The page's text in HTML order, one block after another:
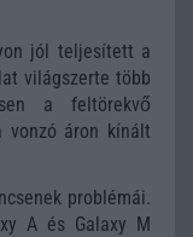
jól teljesített a
világszerte több
a feltörekvő
vonzó áron kínált
problémái.
A és Galaxy M